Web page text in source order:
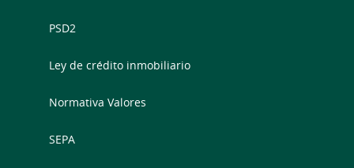
PSD2
Ley de crédito inmobiliario
Normativa Valores
SEPA